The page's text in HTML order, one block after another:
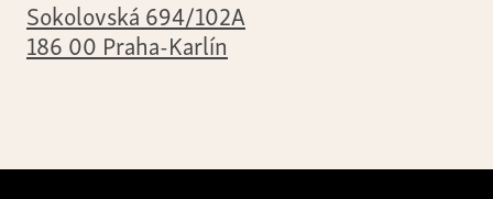
Sokolovská 694/102A
186 00 Praha-Karlín